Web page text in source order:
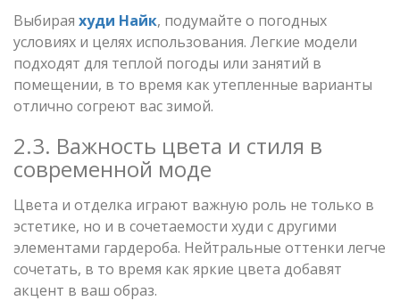
Выбирая худи Найк, подумайте о погодных
условиях и целях использования. Легкие модели
подходят для теплой погоды или занятий в
помещении, в то время как утепленные варианты
отлично согреют вас зимой.
2.3. Важность цвета и стиля в
современной моде
Цвета и отделка играют важную роль не только в
эстетике, но и в сочетаемости худи с другими
элементами гардероба. Нейтральные оттенки легче
сочетать, в то время как яркие цвета добавят
акцент в ваш образ.